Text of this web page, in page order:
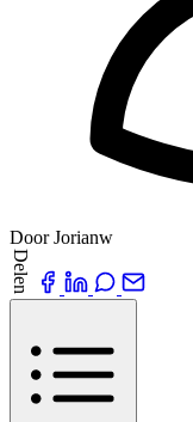
Door Jorianw
Delen